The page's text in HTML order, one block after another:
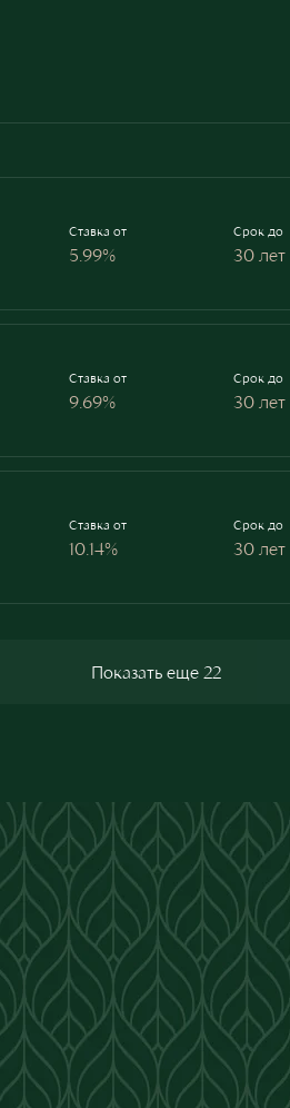
Ставка от
5.99%
Срок до
30 лет
Ставка от
9.69%
Срок до
30 лет
Ставка от
10.14%
Срок до
30 лет
Показать еще 22